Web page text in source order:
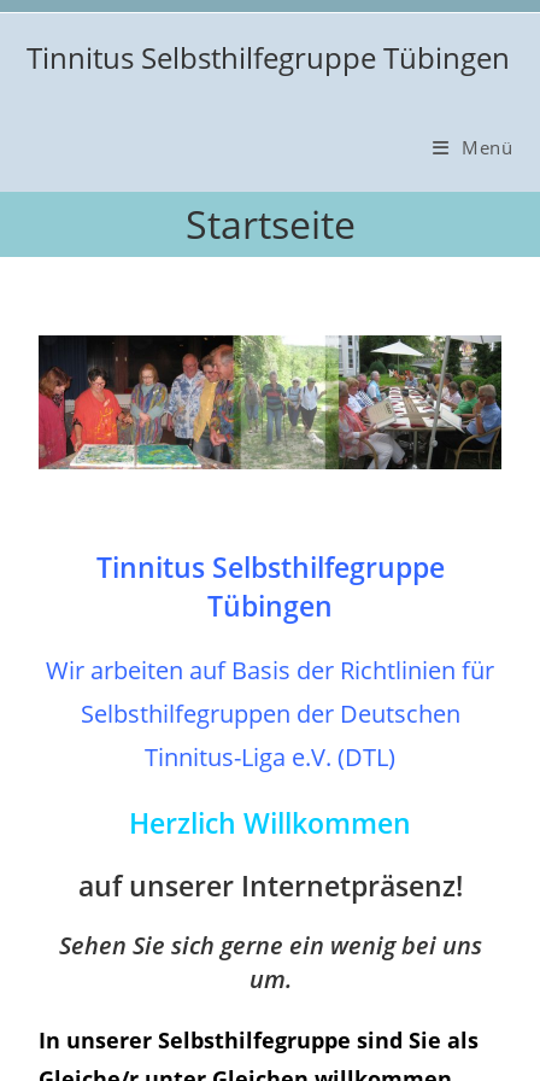
Zum
Inhalt
springen
Tinnitus Selbsthilfegruppe Tübingen
Menü
Startseite
Tinnitus Selbsthilfegruppe
Tübingen
Wir arbeiten auf Basis der Richtlinien für
Selbsthilfegruppen der Deutschen
Tinnitus-Liga e.V. (DTL)
Herzlich Willkommen
auf unserer Internetpräsenz!
Sehen Sie sich gerne ein wenig bei uns
um.
In unserer Selbsthilfegruppe sind Sie als